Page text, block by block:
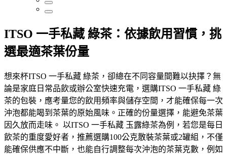
ITSO 一手私藏 綠茶：依據飲用習慣，挑
選最適茶葉份量
想來杯ITSO 一手私藏 綠茶，卻總在不同容量間難以抉擇？無
論是家庭日常品飲或辦公室快速充電，選購ITSO 一手私藏 綠
茶的包裝，應考量您的飲用頻率與儲存空間，才能確保每一次
沖泡都能喝到茶葉的原始風味。正確的份量選擇，能避免茶葉
因久放而走味。 以ITSO 一手私藏 玉露綠茶為例，若您是每日
飲茶的重度愛好者，推薦選購100公克散裝茶葉或2罐組，不僅
能確保供應不中斷，也能自行調整每次沖泡的茶葉克數，例如